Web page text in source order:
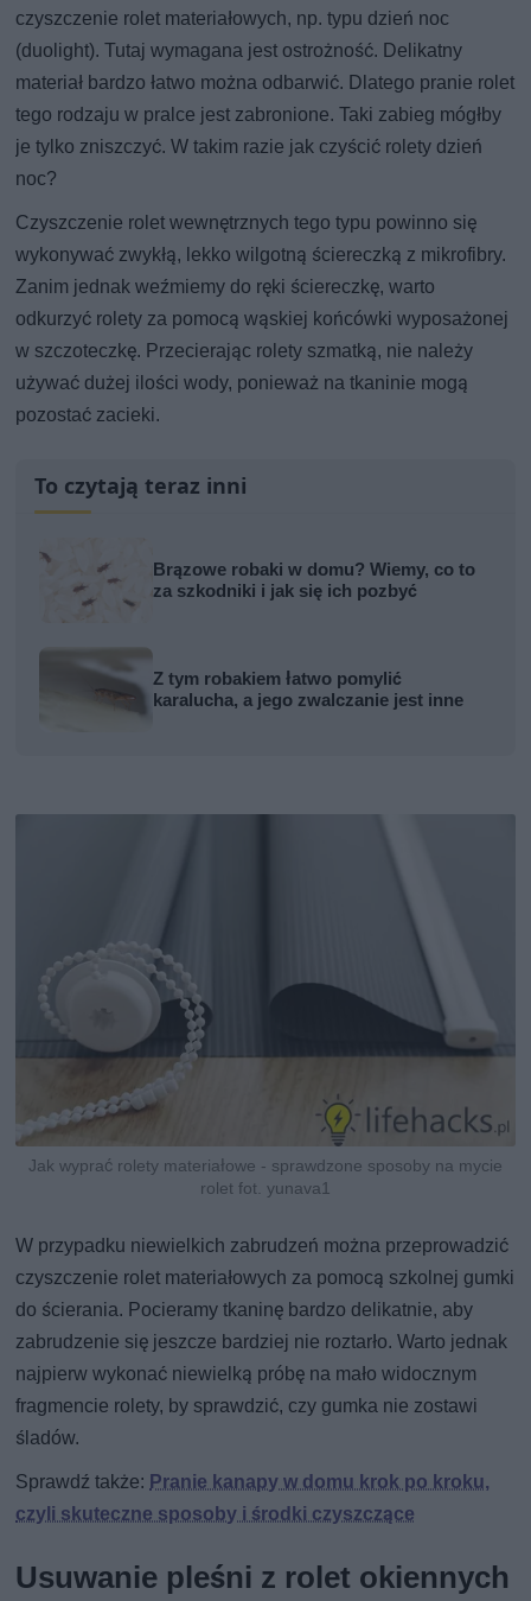
czyszczenie rolet materiałowych, np. typu dzień noc
(duolight). Tutaj wymagana jest ostrożność. Delikatny
materiał bardzo łatwo można odbarwić. Dlatego pranie rolet
tego rodzaju w pralce jest zabronione. Taki zabieg mógłby
je tylko zniszczyć. W takim razie jak czyścić rolety dzień
noc?
Czyszczenie rolet wewnętrznych tego typu powinno się
wykonywać zwykłą, lekko wilgotną ściereczką z mikrofibry.
Zanim jednak weźmiemy do ręki ściereczkę, warto
odkurzyć rolety za pomocą wąskiej końcówki wyposażonej
w szczoteczkę. Przecierając rolety szmatką, nie należy
używać dużej ilości wody, ponieważ na tkaninie mogą
pozostać zacieki.
To czytają teraz inni
Brązowe robaki w domu? Wiemy, co to
za szkodniki i jak się ich pozbyć
Z tym robakiem łatwo pomylić
karalucha, a jego zwalczanie jest inne
Jak wyprać rolety materiałowe - sprawdzone sposoby na mycie
rolet fot. yunava1
W przypadku niewielkich zabrudzeń można przeprowadzić
czyszczenie rolet materiałowych za pomocą szkolnej gumki
do ścierania. Pocieramy tkaninę bardzo delikatnie, aby
zabrudzenie się jeszcze bardziej nie roztarło. Warto jednak
najpierw wykonać niewielką próbę na mało widocznym
fragmencie rolety, by sprawdzić, czy gumka nie zostawi
śladów.
Sprawdź także: Pranie kanapy w domu krok po kroku,
czyli skuteczne sposoby i środki czyszczące
Usuwanie pleśni z rolet okiennych